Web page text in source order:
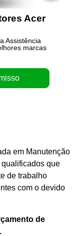
em Manutenção
que
de trabalho
com o devido
de